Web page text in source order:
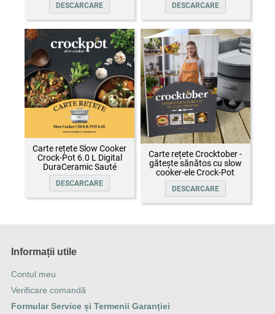
DESCARCARE DESCARCARE
Carte rețete Slow Cooker
Crock-Pot 6.0 L Digital
DuraCeramic Sauté
DESCARCARE
Carte rețete Crocktober -
gătește sănătos cu slow
cooker-ele Crock-Pot
DESCARCARE
Informații utile
Contul meu
Verificare comandă
Formular Service și Termenii Garanției